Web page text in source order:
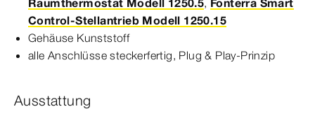
Control-Stellantrieb Modell 1250.15
Gehäuse Kunststoff
alle Anschlüsse steckerfertig, Plug & Play-​Prinzip
Ausstattung